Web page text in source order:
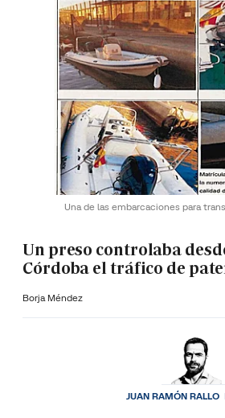
Una de las embarcaciones para
Un preso controlaba
Córdoba el tráfico de
Borja Méndez
JUAN RAMÓN RALLO